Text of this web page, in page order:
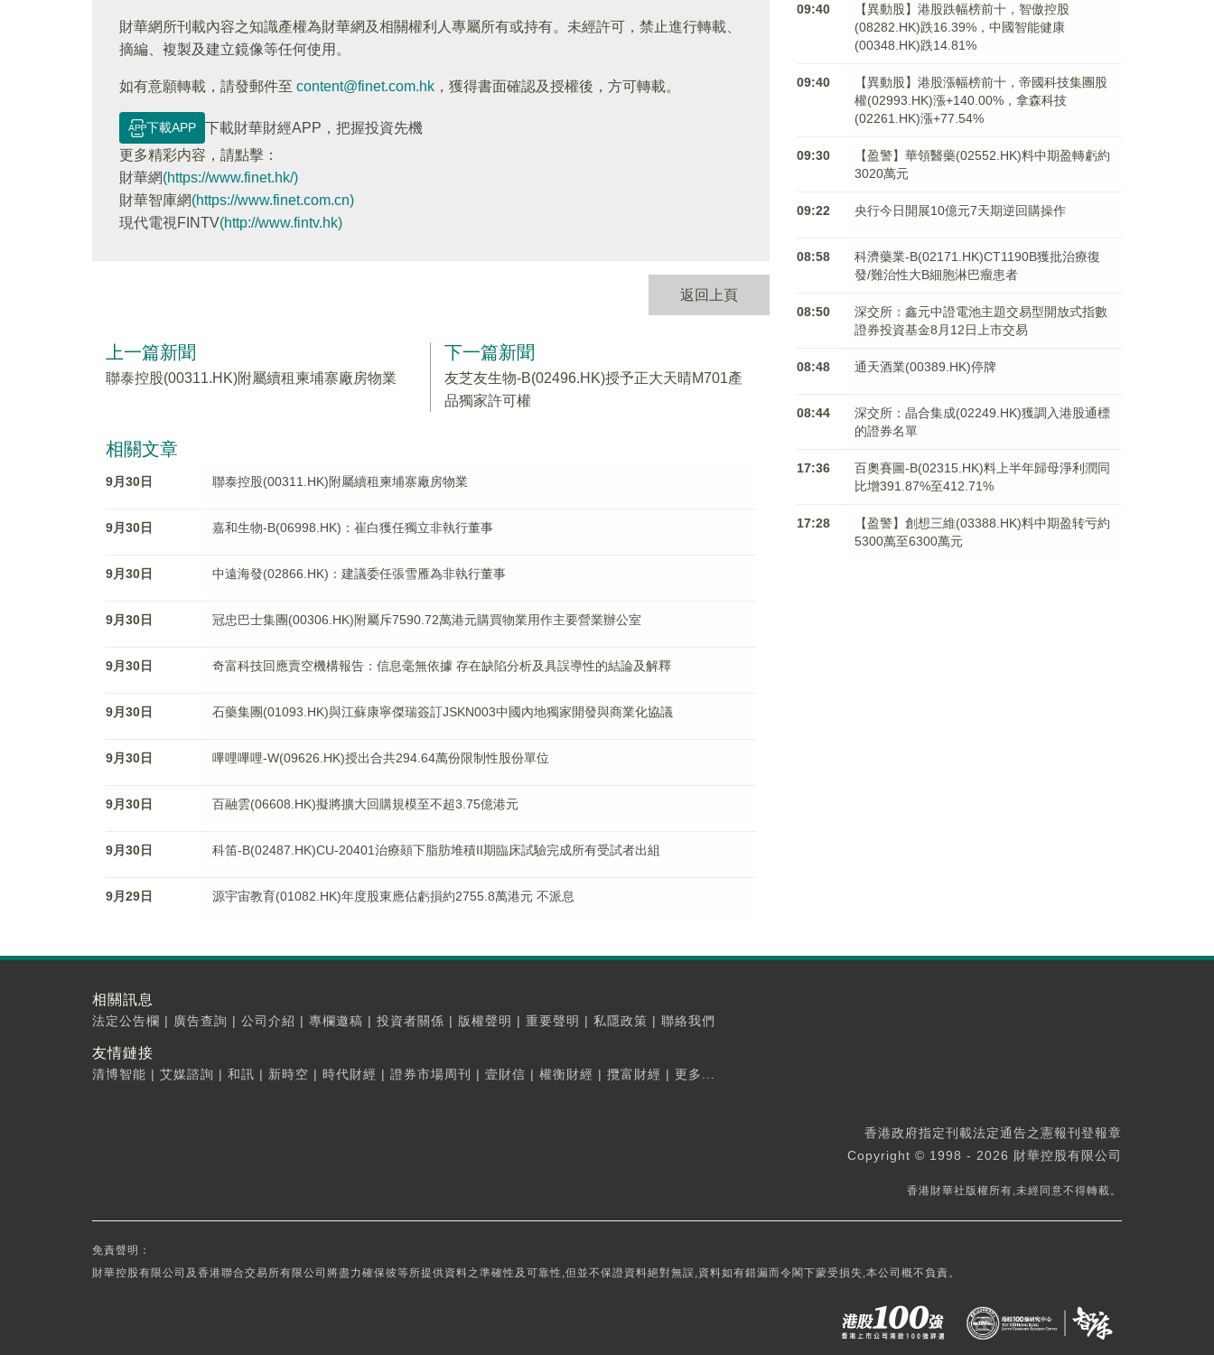
財華網所刊載內容之知識產權為財華網及相關權利人專屬所有或持有。未經許可，禁止進行轉載、
摘編、複製及建立鏡像等任何使用。
如有意願轉載，請發郵件至 content@finet.com.hk ，獲得書面確認及授權後，方可轉載。
下載APP
下載財華財經APP，把握投資先機
更多精彩内容，請點擊：
財華網(https://www.finet.hk/)
財華智庫網(https://www.finet.com.cn)
現代電視FINTV(http://www.fintv.hk)
返回上頁
上一篇新聞
聯泰控股(00311.HK)附屬續租柬埔寨廠房物業
下一篇新聞
友芝友生物-B(02496.HK)授予正大天晴M701產
品獨家許可權
相關文章
9月30日 聯泰控股(00311.HK)附屬續租柬埔寨廠房物業
9月30日 嘉和生物-B(06998.HK)：崔白獲任獨立非執行董事
9月30日 中遠海發(02866.HK)：建議委任張雪雁為非執行董事
9月30日 冠忠巴士集團(00306.HK)附屬斥7590.72萬港元購買物業用作主要營業辦公室
9月30日 奇富科技回應賣空機構報告：信息毫無依據 存在缺陷分析及具誤導性的結論及解釋
9月30日 石藥集團(01093.HK)與江蘇康寧傑瑞簽訂JSKN003中國內地獨家開發與商業化協議
9月30日 嗶哩嗶哩-W(09626.HK)授出合共294.64萬份限制性股份單位
9月30日 百融雲(06608.HK)擬將擴大回購規模至不超3.75億港元
9月30日 科笛-B(02487.HK)CU-20401治療頦下脂肪堆積II期臨床試驗完成所有受試者出組
9月29日 源宇宙教育(01082.HK)年度股東應佔虧損約2755.8萬港元 不派息
09:40
【異動股】港股跌幅榜前十，智傲控股
(08282.HK)跌16.39%，中國智能健康
(00348.HK)跌14.81%
09:40
【異動股】港股漲幅榜前十，帝國科技集團股
權(02993.HK)漲+140.00%，拿森科技
(02261.HK)漲+77.54%
09:30
【盈警】華領醫藥(02552.HK)料中期盈轉虧約
3020萬元
09:22 央行今日開展10億元7天期逆回購操作
08:58
科濟藥業-B(02171.HK)CT1190B獲批治療復
發/難治性大B細胞淋巴瘤患者
08:50
深交所：鑫元中證電池主題交易型開放式指數
證券投資基金8月12日上市交易
08:48 通天酒業(00389.HK)停牌
08:44
深交所：晶合集成(02249.HK)獲調入港股通標
的證券名單
17:36
百奧賽圖-B(02315.HK)料上半年歸母淨利潤同
比增391.87%至412.71%
17:28
【盈警】創想三維(03388.HK)料中期盈转亏約
5300萬至6300萬元
相關訊息
法定公告欄 | 廣告查詢 | 公司介紹 | 專欄邀稿 | 投資者關係 | 版權聲明 | 重要聲明 | 私隱政策 | 聯絡我們
友情鏈接
清博智能 | 艾媒諮詢 | 和訊 | 新時空 | 時代財經 | 證券市場周刊 | 壹財信 | 權衡財經 | 攬富財經 | 更多...
香港政府指定刊載法定通告之憲報刊登報章
Copyright © 1998 - 2026 財華控股有限公司
香港財華社版權所有,未經同意不得轉載。
免責聲明：
財華控股有限公司及香港聯合交易所有限公司將盡力確保彼等所提供資料之準確性及可靠性,但並不保證資料絕對無誤,資料如有錯漏而令閣下蒙受損失,本公司概不負責。